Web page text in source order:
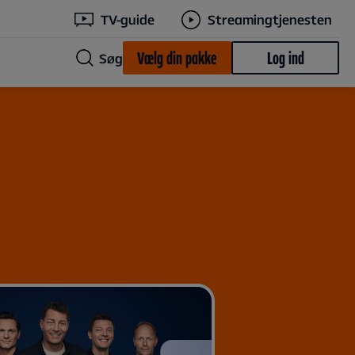
TV-guide Streamingtjenesten
Søg Vælg din pakke Log ind